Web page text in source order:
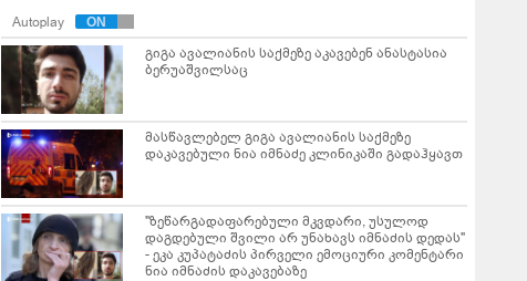
Autoplay
გიგა ავალიანის საქმეზე აკავებენ ანასტასია
ბერუაშვილსაც
მასწავლებელ გიგა ავალიანის საქმეზე
დაკავებული ნია იმნაძე კლინიკაში გადაჰყავთ
"ზეწარგადაფარებული მკვდარი, უსულოდ
დაგდებული შვილი არ უნახავს იმნაძის დედას"
- ეკა კუპატაძის პირველი ემოციური კომენტარი
ნია იმნაძის დაკავებაზე